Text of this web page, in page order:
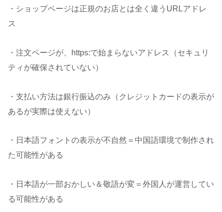
・ショップページは正規のお店とは全く違うURLアドレ
ス
・注文ページが、https:で始まらないアドレス（セキュリ
ティが確保されていない）
・支払い方法は銀行振込のみ（クレジットカードの表示が
あるが実際は使えない）
・日本語フォントの表示が不自然＝中国語環境で制作され
た可能性がある
・日本語が一部おかしい＆敬語が変＝外国人が運営してい
る可能性がある